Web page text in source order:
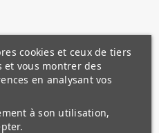
cookies et ceux de tiers
et vous montrer des
en analysant vos
à son utilisation,